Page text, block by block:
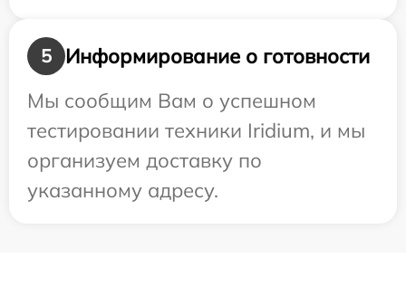
5
Информирование о готовности
Мы сообщим Вам о успешном
тестировании техники Iridium, и мы
организуем доставку по
указанному адресу.